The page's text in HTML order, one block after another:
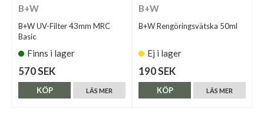
B+W
B+W UV-Filter 43mm MRC
Basic
Finns i lager
570 SEK
LÄS MER
KÖP
B+W
B+W Rengöringsvätska 50ml
Ej i lager
190 SEK
LÄS MER
KÖP